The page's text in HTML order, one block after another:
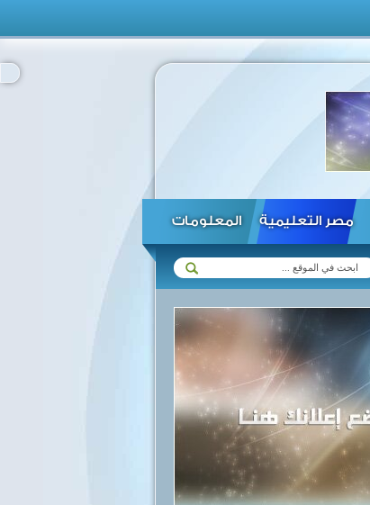
مصر التعليمية المعلومات
الرئيس السيسي يؤكد استعداد في مختلف المجالات ...